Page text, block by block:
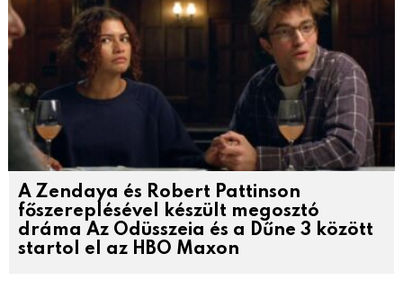
A Zendaya és Robert Pattinson
főszereplésével készült megosztó
dráma Az Odüsszeia és a Dűne 3 között
startol el az HBO Maxon